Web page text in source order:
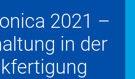
2021 –
in der